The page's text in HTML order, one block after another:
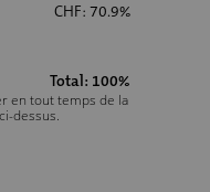
CHF: 70.9%
Total: 100%
en tout temps de la
dessus.